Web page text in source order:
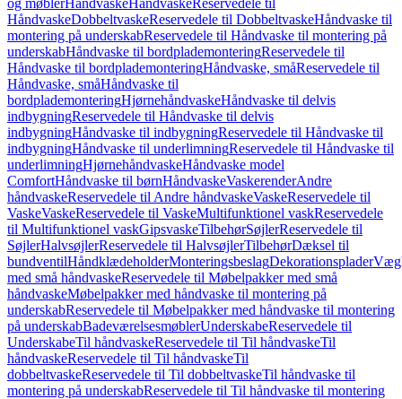
og møblerHåndvaskeHåndvaskeReservedele til
HåndvaskeDobbeltvaskeReservedele til DobbeltvaskeHåndvaske til
montering på underskabReservedele til Håndvaske til montering på
underskabHåndvaske til bordplademonteringReservedele til
Håndvaske til bordplademonteringHåndvaske, småReservedele til
Håndvaske, småHåndvaske til
bordplademonteringHjørnehåndvaskeHåndvaske til delvis
indbygningReservedele til Håndvaske til delvis
indbygningHåndvaske til indbygningReservedele til Håndvaske til
indbygningHåndvaske til underlimningReservedele til Håndvaske til
underlimningHjørnehåndvaskeHåndvaske model
ComfortHåndvaske til børnHåndvaskeVaskerenderAndre
håndvaskeReservedele til Andre håndvaskeVaskeReservedele til
VaskeVaskeReservedele til VaskeMultifunktionel vaskReservedele
til Multifunktionel vaskGipsvaskeTilbehørSøjlerReservedele til
SøjlerHalvsøjlerReservedele til HalvsøjlerTilbehørDæksel til
bundventilHåndklædeholderMonteringsbeslagDekorationsplader
med små håndvaskeReservedele til Møbelpakker med små
håndvaskeMøbelpakker med håndvaske til montering på
underskabReservedele til Møbelpakker med håndvaske til montering
på underskabBadeværelsesmøblerUnderskabeReservedele til
UnderskabeTil håndvaskeReservedele til Til håndvaskeTil
håndvaskeReservedele til Til håndvaskeTil
dobbeltvaskeReservedele til Til dobbeltvaskeTil håndvaske til
montering på underskabReservedele til Til håndvaske til montering